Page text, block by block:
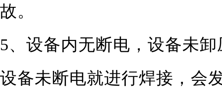
故。
5、设备内无断电，设备未
设备未断电就进行焊接，会